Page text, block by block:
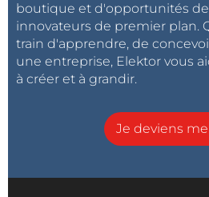
boutique et d'opportunités
innovateurs de premier plan.
train d'apprendre, de
une entreprise, Elektor vous
à créer et à grandir.
Je deviens